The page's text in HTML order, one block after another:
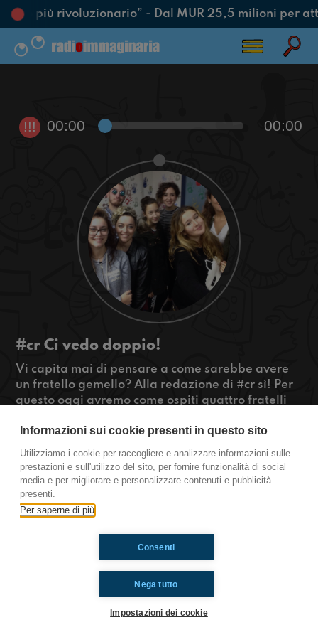
più rivoluzionario”-Dal MUR 25,5 milioni per
!!! 00:00 00:00
#cr Ci vedo doppio!
Vi capita mai di pensare a come sarebbe avere
un fratello gemello? Alla redazione di #cr sì! Per
questo oggi avremo come ospiti quattro fratelli
curiosità sulla vita da sosia. Da non perdersi il
nostro quizzone e...non preoccupatevi se vi
sembrerà di sentire doppio! #OkkinSu
Cremona.
Ti è piaciuto? Condividilo!
Informazioni sui cookie presenti in questo sito
Utilizziamo i cookie per raccogliere e analizzare informazioni sulle
prestazioni e sull'utilizzo del sito, per fornire funzionalità di social
media e per migliorare e personalizzare contenuti e pubblicità
presenti.
Per saperne di più
Nega tutto
Consenti
Impostazioni dei cookie